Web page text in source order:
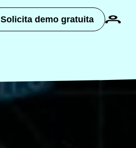
Solicita demo gratuita